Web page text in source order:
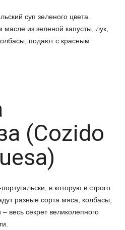
суп зеленого цвета.
масле из зеленой капусты, лук,
подают с красным
(Cozido
в которую в строго
разные сорта мяса, колбасы,
весь секрет великолепного